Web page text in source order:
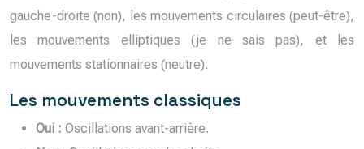
gauche-droite (non), les mouvements circulaires (peut-être),
les mouvements elliptiques (je ne sais pas), et les
mouvements stationnaires (neutre).
Les mouvements classiques
Oui : Oscillations avant-arrière.